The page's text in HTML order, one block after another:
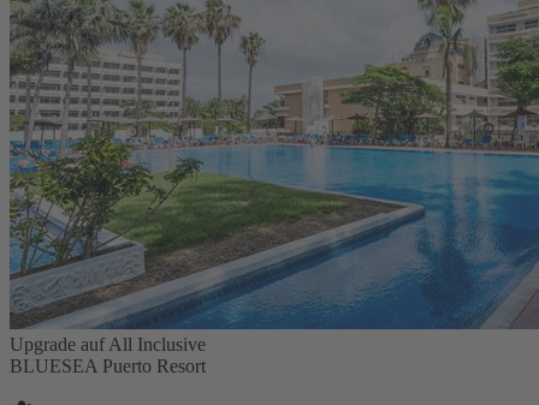
Upgrade auf All Inclusive
BLUESEA Puerto Resort